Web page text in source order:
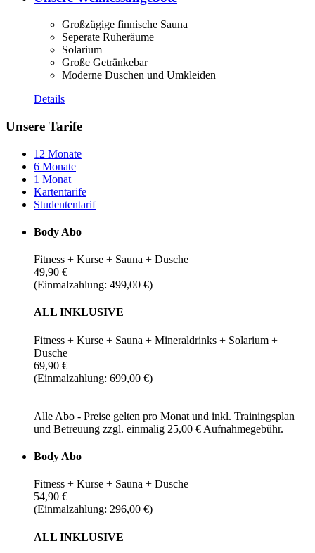
Großzügige finnische Sauna
Seperate Ruheräume
Solarium
Große Getränkebar
Moderne Duschen und Umkleiden
Details
Unsere Tarife
12 Monate
6 Monate
1 Monat
Kartentarife
Studententarif
Body Abo
Fitness + Kurse + Sauna + Dusche
49,90 €
(Einmalzahlung: 499,00 €)
ALL INKLUSIVE
Fitness + Kurse + Sauna + Mineraldrinks + Solarium +
Dusche
69,90 €
(Einmalzahlung: 699,00 €)
Alle Abo - Preise gelten pro Monat und inkl. Trainingsplan
und Betreuung zzgl. einmalig 25,00 € Aufnahmegebühr.
Body Abo
Fitness + Kurse + Sauna + Dusche
54,90 €
(Einmalzahlung: 296,00 €)
ALL INKLUSIVE